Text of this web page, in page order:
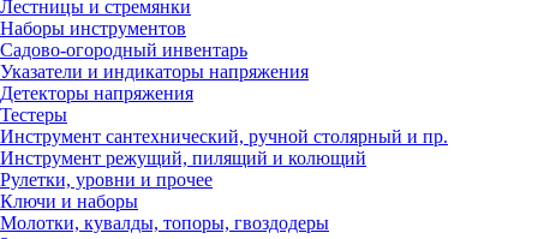
Лестницы и стремянки
Наборы инструментов
Садово-огородный инвентарь
Указатели и индикаторы напряжения
Детекторы напряжения
Тестеры
Инструмент сантехнический, ручной столярный и пр.
Инструмент режущий, пилящий и колющий
Рулетки, уровни и прочее
Ключи и наборы
Молотки, кувалды, топоры, гвоздодеры